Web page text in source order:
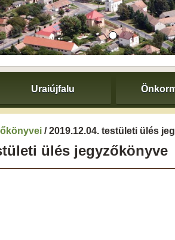
Uraiújfalu
/ 2019.12.04. testületi ülés
ülés jegyzőkönyve